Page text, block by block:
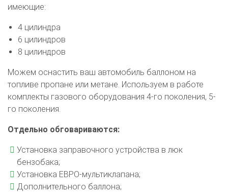
имеющие:
4 цилиндра
6 цилиндров
8 цилиндров
Можем оснастить ваш автомобиль баллоном на
топливе пропане или метане. Используем в работе
комплекты газового оборудования 4-го поколения, 5-
го поколения.
Отдельно обговариваются:
Установка заправочного устройства в люк
бензобака;
Установка ЕВРО-мультиклапана;
Дополнительного баллона;